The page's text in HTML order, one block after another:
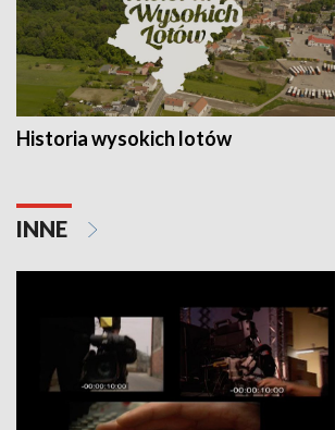
Historia wysokich lotów
INNE